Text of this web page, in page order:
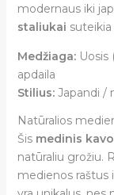
modernaus iki
staliukai
Medžiaga:Uosis
apdaila
Stilius:Japandi /
Natūralios
Šis medinis
natūraliu grožiu.
medienos raštus